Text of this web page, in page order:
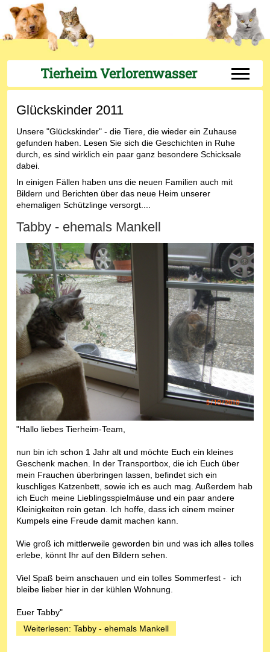
Tierheim Verlorenwasser Off-
Glückskinder 2011
Unsere "Glückskinder" - die Tiere, die wieder ein Zuhause
gefunden haben. Lesen Sie sich die Geschichten in Ruhe
durch, es sind wirklich ein paar ganz besondere Schicksale
dabei.
In einigen Fällen haben uns die neuen Familien auch mit
Bildern und Berichten über das neue Heim unserer
ehemaligen Schützlinge versorgt....
Tabby - ehemals Mankell
"Hallo liebes Tierheim-Team,
nun bin ich schon 1 Jahr alt und möchte Euch ein kleines
Geschenk machen. In der Transportbox, die ich Euch über
mein Frauchen überbringen lassen, befindet sich ein
kuschliges Katzenbett, sowie ich es auch mag. Außerdem hab
ich Euch meine Lieblingsspielmäuse und ein paar andere
Kleinigkeiten rein getan. Ich hoffe, dass ich einem meiner
Kumpels eine Freude damit machen kann.
Wie groß ich mittlerweile geworden bin und was ich alles tolles
erlebe, könnt Ihr auf den Bildern sehen.
Viel Spaß beim anschauen und ein tolles Sommerfest - ich
bleibe lieber hier in der kühlen Wohnung.
Euer Tabby"
Weiterlesen: Tabby - ehemals Mankell